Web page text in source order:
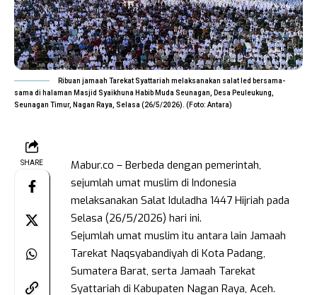
Ribuan jamaah Tarekat Syattariah melaksanakan salat Ied bersama-
sama di halaman Masjid Syaikhuna Habib Muda Seunagan, Desa Peuleukung,
Seunagan Timur, Nagan Raya, Selasa (26/5/2026). (Foto: Antara)
SHARE
Mabur.co – Berbeda dengan pemerintah,
sejumlah umat muslim di Indonesia
melaksanakan Salat Iduladha 1447 Hijriah pada
Selasa (26/5/2026) hari ini.
Sejumlah umat muslim itu antara lain Jamaah
Tarekat Naqsyabandiyah di Kota Padang,
Sumatera Barat, serta Jamaah Tarekat
Syattariah di Kabupaten Nagan Raya, Aceh.